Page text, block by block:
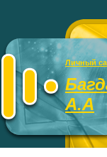
Личный
А.А